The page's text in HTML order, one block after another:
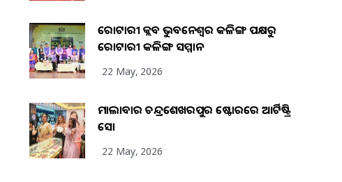
ରୋଟାରୀ କ୍ଲବ ଭୁବନେଶ୍ୱର କଳିଙ୍ଗ ପକ୍ଷରୁ
ରୋଟାରୀ କଳିଙ୍ଗ ସମ୍ମାନ
22 May, 2026
ମାଲାବାର ଚନ୍ଦ୍ରଶେଖରପୁର ଷ୍ଟୋରରେ ଆର୍ଟିଷ୍ଟ୍ରି
ସୋ
22 May, 2026